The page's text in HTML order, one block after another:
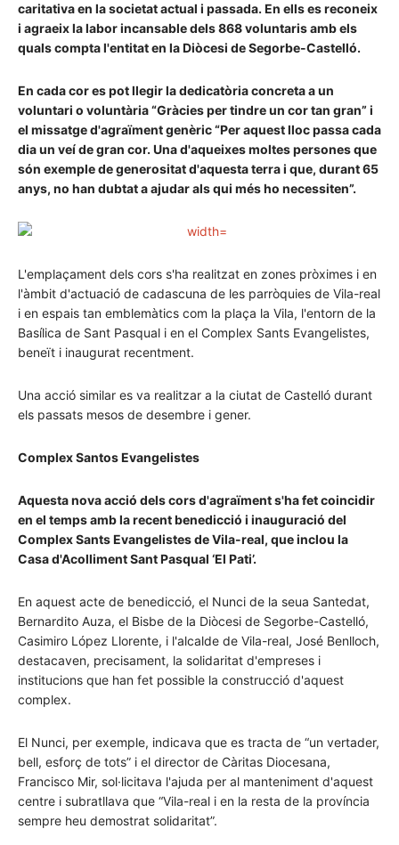
caritativa en la societat actual i passada. En ells es reconeix
i agraeix la labor incansable dels 868 voluntaris amb els
quals compta l'entitat en la Diòcesi de Segorbe-Castelló.
En cada cor es pot llegir la dedicatòria concreta a un
voluntari o voluntària “Gràcies per tindre un cor tan gran” i
el missatge d'agraïment genèric “Per aquest lloc passa cada
dia un veí de gran cor. Una d'aqueixes moltes persones que
són exemple de generositat d'aquesta terra i que, durant 65
anys, no han dubtat a ajudar als qui més ho necessiten”.
L'emplaçament dels cors s'ha realitzat en zones pròximes i en
l'àmbit d'actuació de cadascuna de les parròquies de Vila-real
i en espais tan emblemàtics com la plaça la Vila, l'entorn de la
Basílica de Sant Pasqual i en el Complex Sants Evangelistes,
beneït i inaugurat recentment.
Una acció similar es va realitzar a la ciutat de Castelló durant
els passats mesos de desembre i gener.
Complex Santos Evangelistes
Aquesta nova acció dels cors d'agraïment s'ha fet coincidir
en el temps amb la recent benedicció i inauguració del
Complex Sants Evangelistes de Vila-real, que inclou la
Casa d'Acolliment Sant Pasqual ‘El Pati’.
En aquest acte de benedicció, el Nunci de la seua Santedat,
Bernardito Auza, el Bisbe de la Diòcesi de Segorbe-Castelló,
Casimiro López Llorente, i l'alcalde de Vila-real, José Benlloch,
destacaven, precisament, la solidaritat d'empreses i
institucions que han fet possible la construcció d'aquest
complex.
El Nunci, per exemple, indicava que es tracta de “un vertader,
bell, esforç de tots” i el director de Càritas Diocesana,
Francisco Mir, sol·licitava l'ajuda per al manteniment d'aquest
centre i subratllava que “Vila-real i en la resta de la província
sempre heu demostrat solidaritat”.